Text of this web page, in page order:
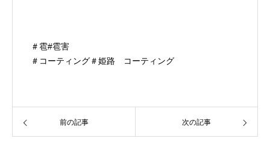
＃雹#雹害
＃コーティング＃姫路 コーティング
前の記事 次の記事